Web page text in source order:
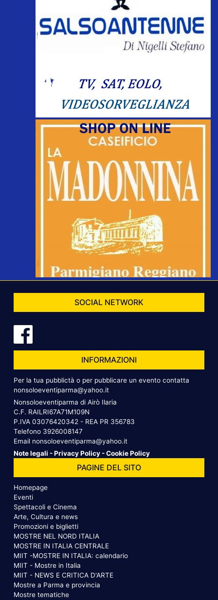
SOCIAL NETWORK
INFORMAZIONI
Per la tua pubblictà o per pubblicare un evento contatta
nonsoloeventiparma@yahoo.it
Nonsoloeventiparma di Airò Ilaria
C.F. RAILRI67A71M109N
P.IVA 03076420342 - REA PR 356783
Telefono 3926008147
Email nonsoloeventiparma@yahoo.it
Note legali -Privacy Policy -Cookie Policy
PAGINE DEL SITO
Homepage
Eventi
Spettacoli e Cinema
Arte, Cultura e news
Promozioni e biglietti
MOSTRE NEL NORD ITALIA
MOSTRE IN ITALIA CENTRALE
MIIT -MOSTRE IN ITALIA: calendario
MIIT - Mostre in Italia
MIIT - NEWS E CRITICA D'ARTE
Mostre a Parma e provincia
Mostre tematiche